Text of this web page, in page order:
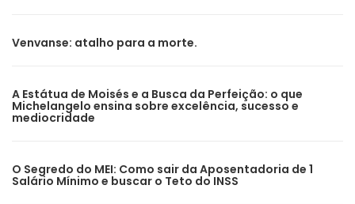
Venvanse: atalho para a morte.
A Estátua de Moisés e a Busca da Perfeição: o que
Michelangelo ensina sobre excelência, sucesso e
mediocridade
O Segredo do MEI: Como sair da Aposentadoria de 1
Salário Mínimo e buscar o Teto do INSS